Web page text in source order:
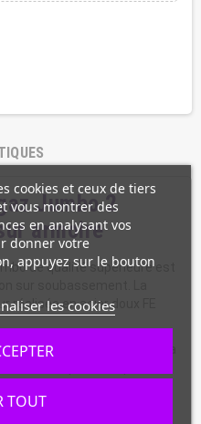
Jumbo 2
armoire
de qualité supérieure est
sur soubassement. La
réalisée en acier doux FE
brûleurs puissants sous la
250°C, ce qui permet de
cookies et ceux de tiers
vous montrer des
en analysant vos
donner votre
appuyez sur le bouton
les cookies
TOUT